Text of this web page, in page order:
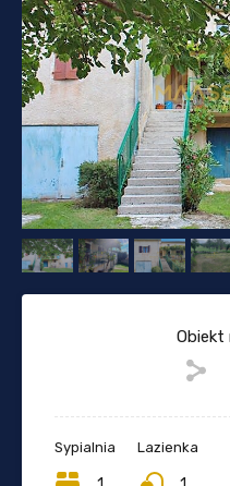
Obiekt
Sypialnia Lazienka